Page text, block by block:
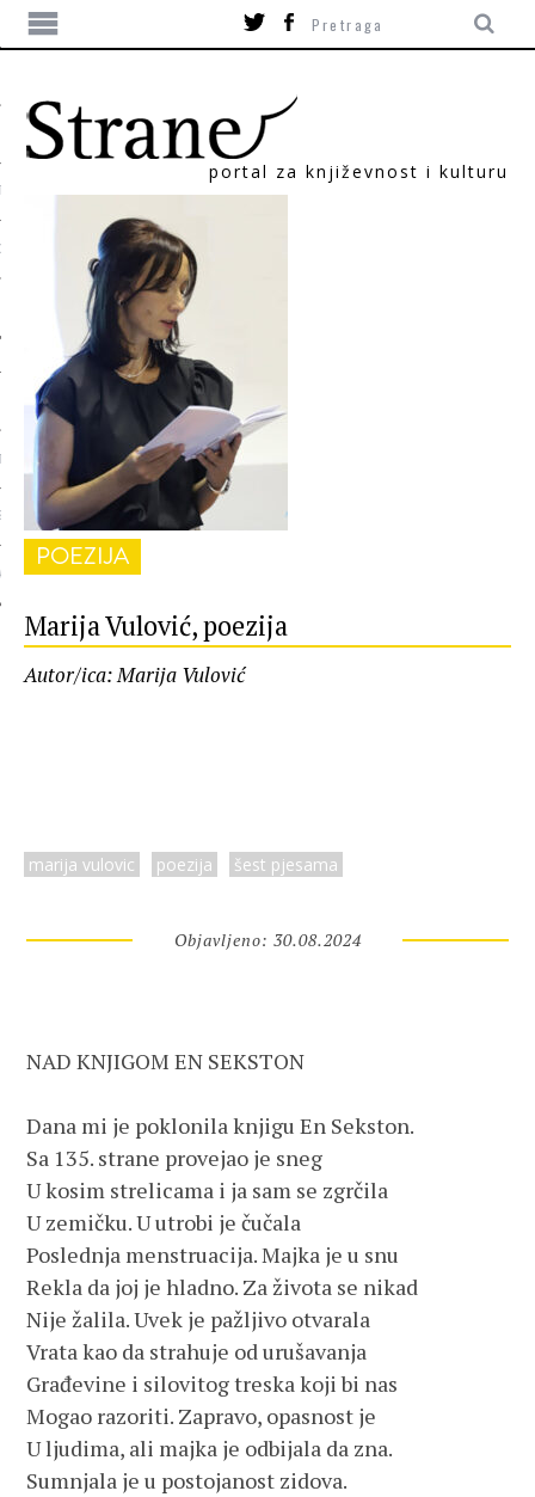
portal za književnost i kulturu
POEZIJA
Marija Vulović, poezija
Autor/ica: Marija Vulović
marija vulovic poezija šest pjesama
Objavljeno: 30.08.2024
NAD KNJIGOM EN SEKSTON
Dana mi je poklonila knjigu En Sekston.
Sa 135. strane provejao je sneg
U kosim strelicama i ja sam se zgrčila
U zemičku. U utrobi je čučala
Poslednja menstruacija. Majka je u snu
Rekla da joj je hladno. Za života se nikad
Nije žalila. Uvek je pažljivo otvarala
Vrata kao da strahuje od urušavanja
Građevine i silovitog treska koji bi nas
Mogao razoriti. Zapravo, opasnost je
U ljudima, ali majka je odbijala da zna.
Sumnjala je u postojanost zidova.